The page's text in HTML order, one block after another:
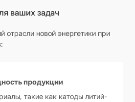
ваших задач
отрасли новой энергетики при
продукции
такие как катоды литий-